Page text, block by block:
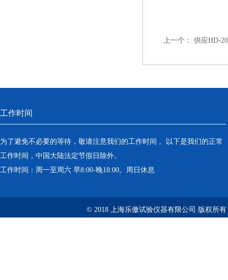
上一个： 供应HD-
工作时间
为了避免不必要的等待，敬请注意我们的工作时间 。以下是我们的正常
工作时间，中国大陆法定节假日除外。
工作时间：周一至周六 早8:00-晚18:00。周日休息
© 2018 上海乐傲试验仪器有限公司 版权所